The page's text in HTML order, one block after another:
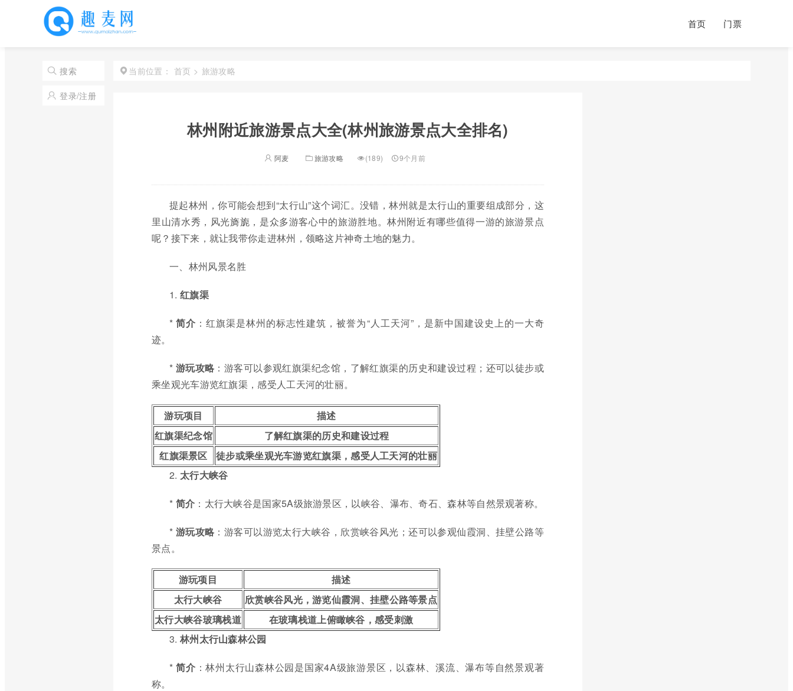
首页 门票
搜索
登录/注册
当前位置： 首页 > 旅游攻略
林州附近旅游景点大全(林州旅游景点大全排名)
阿麦 旅游攻略 (189) 9个月前
提起林州，你可能会想到“太行山”这个词汇。没错，林州就是太行山的重要组成部分，这
里山清水秀，风光旖旎，是众多游客心中的旅游胜地。林州附近有哪些值得一游的旅游景点
呢？接下来，就让我带你走进林州，领略这片神奇土地的魅力。
一、林州风景名胜
1. 红旗渠
*简介 ：红旗渠是林州的标志性建筑，被誉为“人工天河”，是新中国建设史上的一大奇
迹。
* 游玩攻略 ：游客可以参观红旗渠纪念馆，了解红旗渠的历史和建设过程；还可以徒步或
乘坐观光车游览红旗渠，感受人工天河的壮丽。
游玩项目
描述
红旗渠纪念馆
了解红旗渠的历史和建设过程
红旗渠景区
徒步或乘坐观光车游览红旗渠，感受人工天河的壮丽
2. 太行大峡谷
* 简介 ：太行大峡谷是国家5A级旅游景区，以峡谷、瀑布、奇石、森林等自然景观著称。
* 游玩攻略 ：游客可以游览太行大峡谷，欣赏峡谷风光；还可以参观仙霞洞、挂壁公路等
景点。
游玩项目
描述
太行大峡谷
欣赏峡谷风光，游览仙霞洞、挂壁公路等景点
太行大峡谷玻璃栈道
在玻璃栈道上俯瞰峡谷，感受刺激
3. 林州太行山森林公园
*简介 ：林州太行山森林公园是国家4A级旅游景区，以森林、溪流、瀑布等自然景观著
称。